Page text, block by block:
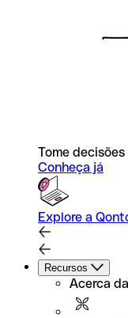
Tome
Conheça já
Explore a
Recursos
Acerca